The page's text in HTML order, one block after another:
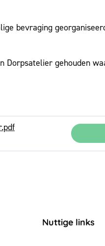
bevraging
Dorpsatelier gehouden
Nuttige links